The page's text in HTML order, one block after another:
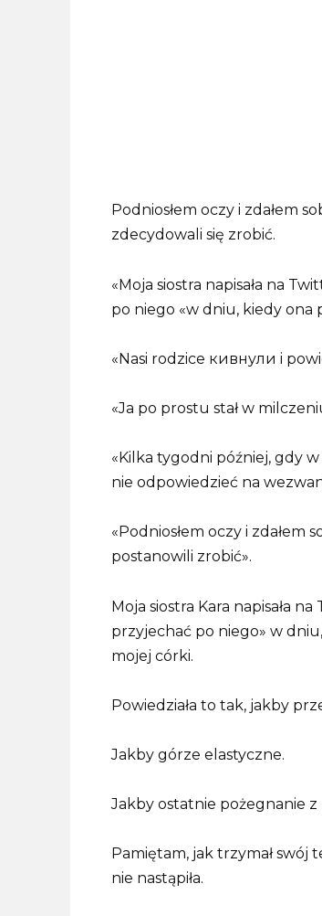
Podniosłem oczy i zdałem
zdecydowali się zrobić.
«Moja siostra napisała na
po niego «w dniu, kiedy ona
«Nasi rodzice кивнули i
«Ja po prostu stał w
«Kilka tygodni później, gdy
nie odpowiedzieć na
«Podniosłem oczy i zdałem
postanowili zrobić».
Moja siostra Kara napisała
przyjechać po niego» w
mojej córki.
Powiedziała to tak, jakby
Jakby górze elastyczne.
Jakby ostatnie pożegnanie
Pamiętam, jak trzymał swój
nie nastąpiła.